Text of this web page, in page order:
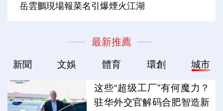
岳雲鵬現場報菜名引爆煙火江湖
最新推薦
新聞 文娛 體育 環創 城市
这些“超级工厂”有何魔力？
驻华外交官解码合肥智造新